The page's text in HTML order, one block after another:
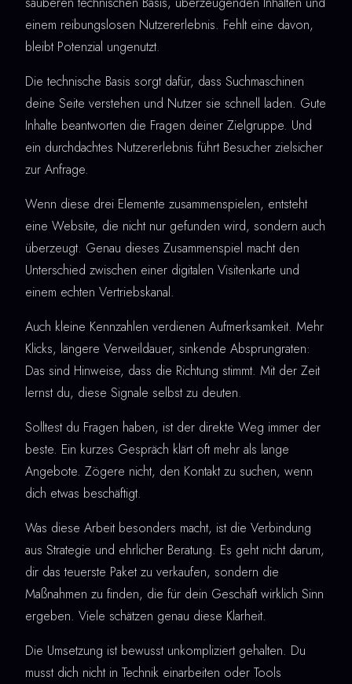
einem reibungslosen Nutzererlebnis. Fehlt eine davon,
bleibt Potenzial ungenutzt.
Die technische Basis sorgt dafür, dass Suchmaschinen
deine Seite verstehen und Nutzer sie schnell laden. Gute
Inhalte beantworten die Fragen deiner Zielgruppe. Und
ein durchdachtes Nutzererlebnis führt Besucher zielsicher
zur Anfrage.
Wenn diese drei Elemente zusammenspielen, entsteht
eine Website, die nicht nur gefunden wird, sondern auch
überzeugt. Genau dieses Zusammenspiel macht den
Unterschied zwischen einer digitalen Visitenkarte und
einem echten Vertriebskanal.
Auch kleine Kennzahlen verdienen Aufmerksamkeit. Mehr
Klicks, längere Verweildauer, sinkende Absprungraten:
Das sind Hinweise, dass die Richtung stimmt. Mit der Zeit
lernst du, diese Signale selbst zu deuten.
Solltest du Fragen haben, ist der direkte Weg immer der
beste. Ein kurzes Gespräch klärt oft mehr als lange
Angebote. Zögere nicht, den Kontakt zu suchen, wenn
dich etwas beschäftigt.
Was diese Arbeit besonders macht, ist die Verbindung
aus Strategie und ehrlicher Beratung. Es geht nicht darum,
dir das teuerste Paket zu verkaufen, sondern die
Maßnahmen zu finden, die für dein Geschäft wirklich Sinn
ergeben. Viele schätzen genau diese Klarheit.
Die Umsetzung ist bewusst unkompliziert gehalten. Du
musst dich nicht in Technik einarbeiten oder Tools